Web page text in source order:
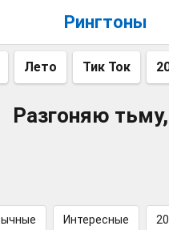
Рингтоны
Лето Тик Ток
Разгоняю
Интересные